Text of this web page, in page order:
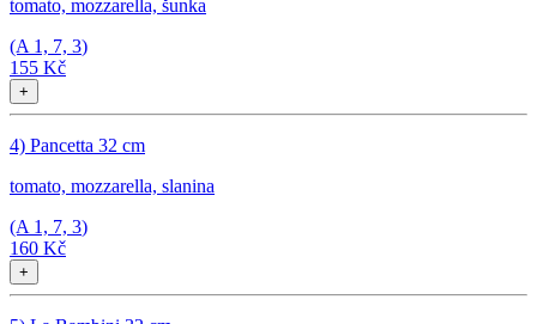
tomato, mozzarella, šunka
(A 1, 7, 3)
155 Kč
+
4) Pancetta 32 cm
tomato, mozzarella, slanina
(A 1, 7, 3)
160 Kč
+